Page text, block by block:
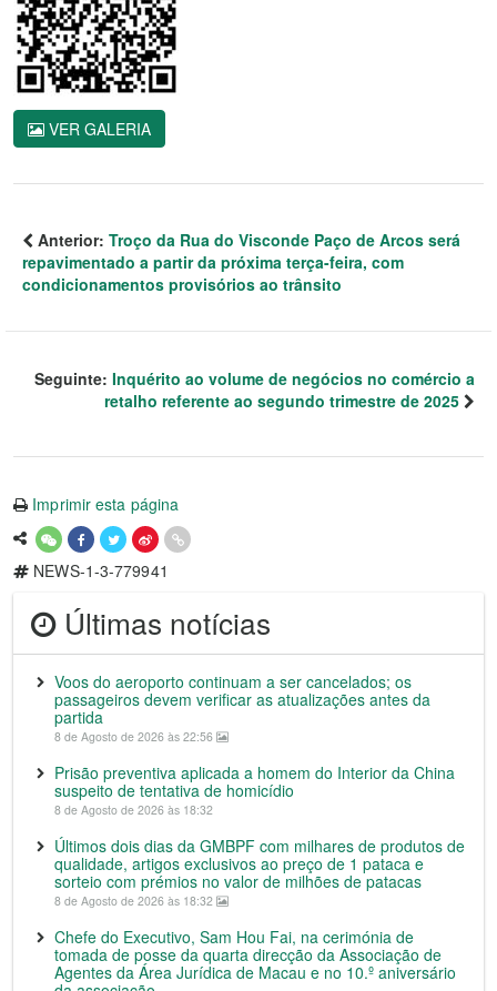
VER GALERIA
Anterior: Troço da Rua do Visconde Paço de Arcos será
repavimentado a partir da próxima terça-feira, com
condicionamentos provisórios ao trânsito
Seguinte: Inquérito ao volume de negócios no comércio a
retalho referente ao segundo trimestre de 2025
Imprimir esta página
NEWS-1-3-779941
Últimas notícias
Voos do aeroporto continuam a ser cancelados; os
passageiros devem verificar as atualizações antes da
partida
8 de Agosto de 2026 às 22:56
Prisão preventiva aplicada a homem do Interior da China
suspeito de tentativa de homicídio
8 de Agosto de 2026 às 18:32
Últimos dois dias da GMBPF com milhares de produtos de
qualidade, artigos exclusivos ao preço de 1 pataca e
sorteio com prémios no valor de milhões de patacas
8 de Agosto de 2026 às 18:32
Chefe do Executivo, Sam Hou Fai, na cerimónia de
tomada de posse da quarta direcção da Associação de
Agentes da Área Jurídica de Macau e no 10.º aniversário